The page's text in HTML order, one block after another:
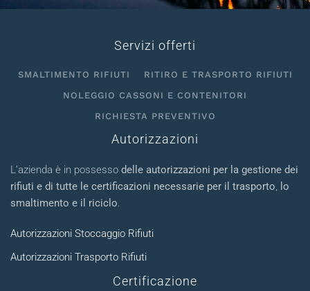
Servizi offerti
SMALTIMENTO RIFIUTI
RITIRO E TRASPORTO RIFIUTI
NOLEGGIO CASSONI E CONTENITORI
RICHIESTA PREVENTIVO
Autorizzazioni
L’azienda è in possesso delle autorizzazioni per la gestione dei
rifiuti e di tutte le certificazioni necessarie per il trasporto, lo
smaltimento e il riciclo.
Autorizzazioni Stoccaggio Rifiuti
Autorizzazioni Trasporto Rifiuti
Certificazione